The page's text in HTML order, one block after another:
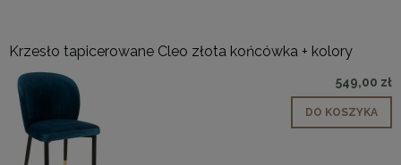
Krzesło tapicerowane Cleo złota końcówka + kolory
549,00 zł
DO KOSZYKA